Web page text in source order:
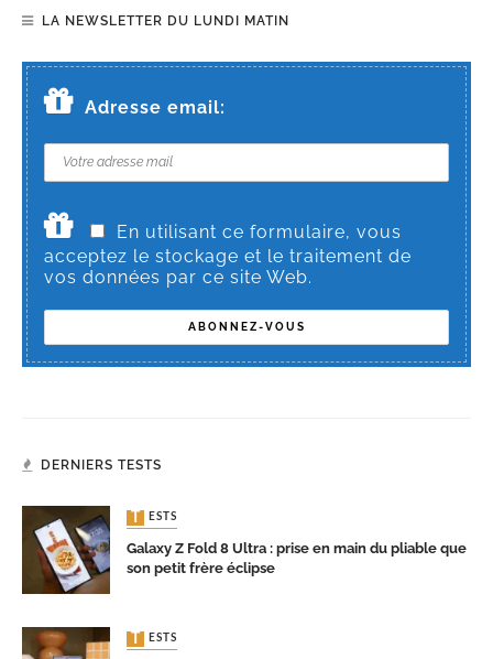
LA NEWSLETTER DU LUNDI MATIN
Adresse email:
En utilisant ce formulaire, vous
acceptez le stockage et le traitement de
vos données par ce site Web.
DERNIERS TESTS
TESTS
Galaxy Z Fold 8 Ultra : prise en main du pliable que
son petit frère éclipse
TESTS